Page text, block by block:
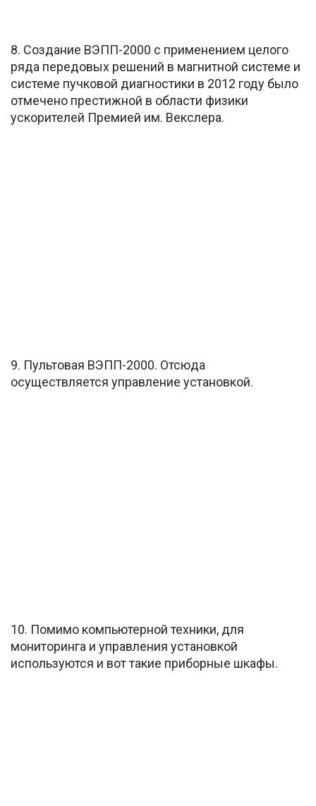
8. Создание ВЭПП-2000 с применением целого
ряда передовых решений в магнитной системе и
системе пучковой диагностики в 2012 году было
отмечено престижной в области физики
ускорителей Премией им. Векслера.
9. Пультовая ВЭПП-2000. Отсюда
осуществляется управление установкой.
10. Помимо компьютерной техники, для
мониторинга и управления установкой
используются и вот такие приборные шкафы.